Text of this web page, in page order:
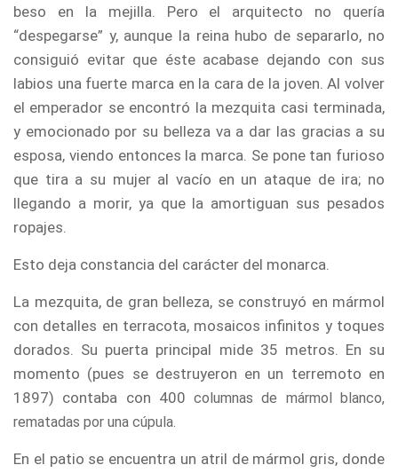
beso en la mejilla. Pero el arquitecto no quería
“despegarse” y, aunque la reina hubo de separarlo, no
consiguió evitar que éste acabase dejando con sus
labios una fuerte marca en la cara de la joven. Al volver
el emperador se encontró la mezquita casi terminada,
y emocionado por su belleza va a dar las gracias a su
esposa, viendo entonces la marca. Se pone tan furioso
que tira a su mujer al vacío en un ataque de ira; no
llegando a morir, ya que la amortiguan sus pesados
ropajes.
Esto deja constancia del carácter del monarca.
La mezquita, de gran belleza, se construyó en mármol
con detalles en terracota, mosaicos infinitos y toques
dorados. Su puerta principal mide 35 metros. En su
momento (pues se destruyeron en un terremoto en
1897) contaba con 400columnas de mármol blanco,
rematadas por una cúpula.
En el patio se encuentra un atril de mármol gris, donde